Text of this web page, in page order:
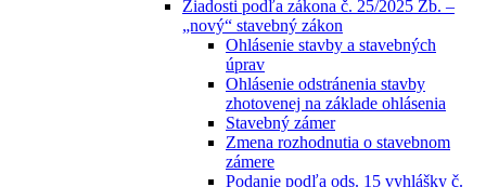
Žiadosti podľa zákona č. 25/2025 Zb. –
„nový“ stavebný zákon
Ohlásenie stavby a stavebných
úprav
Ohlásenie odstránenia stavby
zhotovenej na základe ohlásenia
Stavebný zámer
Zmena rozhodnutia o stavebnom
zámere
Podanie podľa ods. 15 vyhlášky č.